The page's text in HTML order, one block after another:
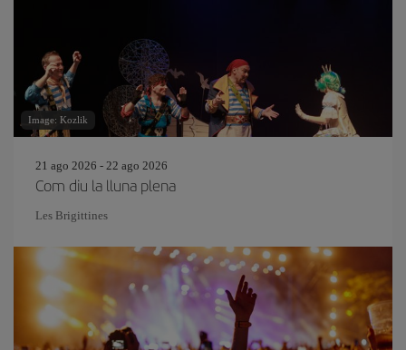
Image: Kozlik
21 ago 2026 - 22 ago 2026
Com diu la lluna plena
Les Brigittines